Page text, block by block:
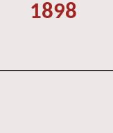
1898